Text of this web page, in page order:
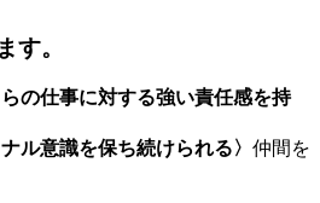
す。
らの仕事に対する強い責任感を持
ル意識を保ち続けられる〉 仲間を